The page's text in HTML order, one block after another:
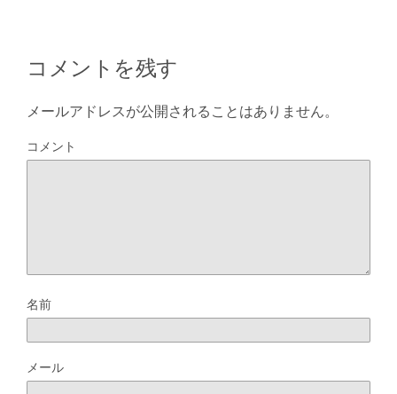
コメントを残す
メールアドレスが公開されることはありません。
コメント
名前
メール